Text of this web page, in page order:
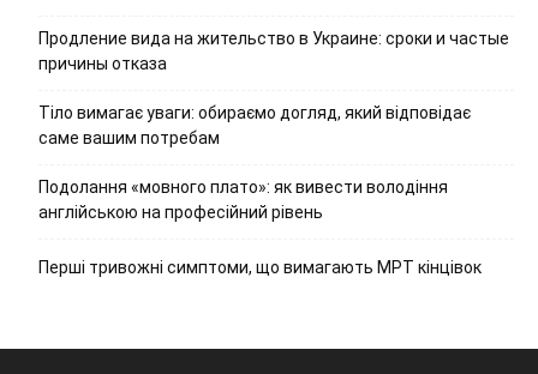
Продление вида на жительство в Украине: сроки и частые
причины отказа
Тіло вимагає уваги: обираємо догляд, який відповідає
саме вашим потребам
Подолання «мовного плато»: як вивести володіння
англійською на професійний рівень
Перші тривожні симптоми, що вимагають МРТ кінцівок